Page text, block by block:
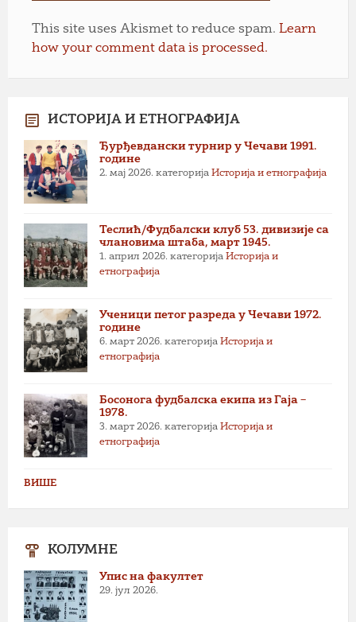
This site uses Akismet to reduce spam. Learn
how your comment data is processed.
ИСТОРИЈА И ЕТНОГРАФИЈА
Ђурђевдански турнир у Чечави 1991.
године
2. мај 2026. категорија Историја и етнографија
Теслић/Фудбалски клуб 53. дивизије са
члановима штаба, март 1945.
1. април 2026. категорија Историја и
етнографија
Ученици петог разреда у Чечави 1972.
године
6. март 2026. категорија Историја и
етнографија
Босонога фудбалска екипа из Гаја –
1978.
3. март 2026. категорија Историја и
етнографија
ВИШЕ
КОЛУМНЕ
Упис на факултет
29. јул 2026.